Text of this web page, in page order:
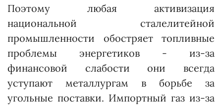
Поэтому любая активизация
национальной сталелитейной
промышленности обостряет топливные
проблемы энергетиков - из-за
финансовой слабости они всегда
уступают металлургам в борьбе за
угольные поставки. Импортный газ из-за